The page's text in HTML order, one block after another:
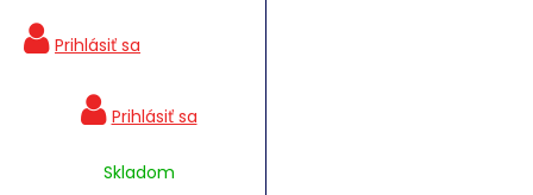
Skladom